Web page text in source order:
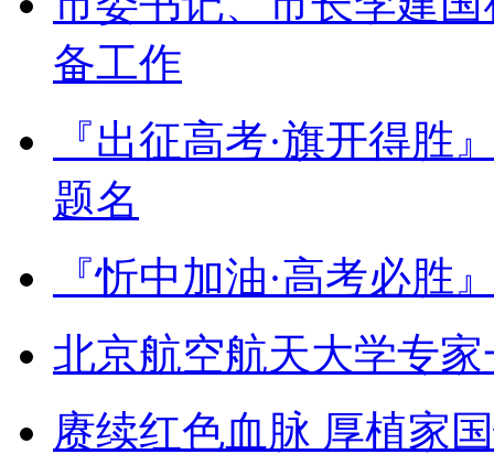
备工作
『出征高考·旗开得胜
题名
『忻中加油·高考必胜
北京航空航天大学专
赓续红色血脉 厚植家